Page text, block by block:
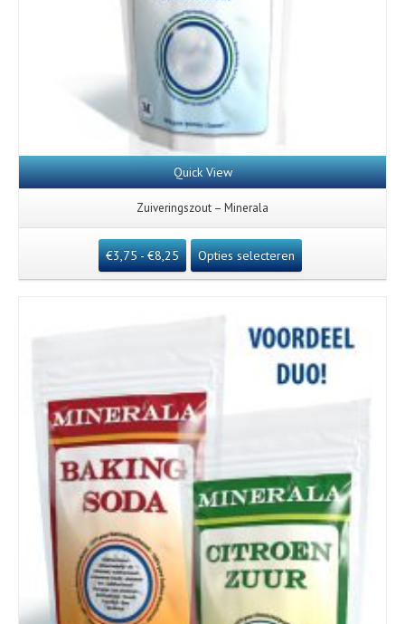
Quick View
Zuiveringszout – Minerala
€3,75- €8,25 Opties selecteren
Details